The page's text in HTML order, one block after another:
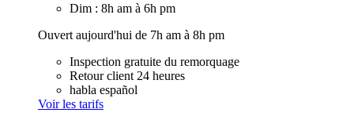
Dim : 8h am à 6h pm
Ouvert aujourd'hui de 7h am à 8h pm
Inspection gratuite du remorquage
Retour client 24 heures
habla español
Voir les tarifs